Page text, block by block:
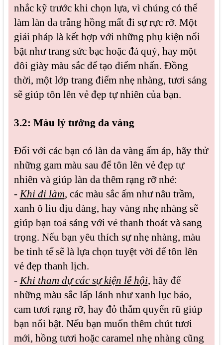
nhắc kỹ trước khi chọn lựa, vì chúng có thể
làm làn da trắng hồng mất đi sự rực rỡ. Một
giải pháp là kết hợp với những phụ kiện nổi
bật như trang sức bạc hoặc đá quý, hay một
đôi giày màu sắc để tạo điểm nhấn. Đồng
thời, một lớp trang điểm nhẹ nhàng, tươi sáng
sẽ giúp tôn lên vẻ đẹp tự nhiên của bạn.
3.2: Màu lý tưởng da vàng
Đối với các bạn có làn da vàng ấm áp, hãy thử
những gam màu sau để tôn lên vẻ đẹp tự
nhiên và giúp làn da thêm rạng rỡ nhé:
-Khi đi làm, các màu sắc ấm như nâu trầm,
xanh ô liu dịu dàng, hay vàng nhẹ nhàng sẽ
giúp bạn toả sáng với vẻ thanh thoát và sang
trọng. Nếu bạn yêu thích sự nhẹ nhàng, màu
be tinh tế sẽ là lựa chọn tuyệt vời để tôn lên
vẻ đẹp thanh lịch.
-Khi tham dự các sự kiện lễ hội, hãy để
những màu sắc lấp lánh như xanh lục bảo,
cam tươi rạng rỡ, hay đỏ thắm quyến rũ giúp
bạn nổi bật. Nếu bạn muốn thêm chút tươi
mới, hồng tươi hoặc caramel nhẹ nhàng cũng